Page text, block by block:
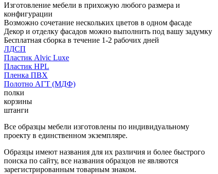
Изготовление мебели в прихожую любого размера и
конфигурации
Возможно сочетание нескольких цветов в одном фасаде
Декор и отделку фасадов можно выполнить под вашу задумку
Бесплатная сборка в течение 1-2 рабочих дней
ЛДСП
Пластик Alvic Luxe
Пластик HPL
Пленка ПВХ
Полотно АГТ (МДФ)
полки
корзины
штанги
Все образцы мебели изготовлены по индивидуальному
проекту в единственном экземпляре.
Образцы имеют названия для их различия и более быстрого
поиска по сайту, все названия образцов не являются
зарегистрированным товарным знаком.